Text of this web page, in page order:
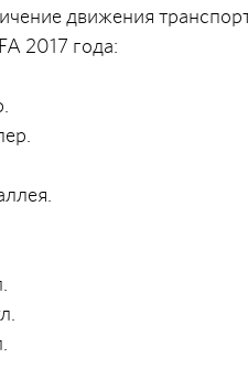
движения
2017 года: